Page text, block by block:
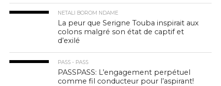
NETALI BOROM NDAME
La peur que Serigne Touba inspirait aux
colons malgré son état de captif et
d’exilé
PASS - PASS
PASSPASS: L’engagement perpétuel
comme fil conducteur pour l’aspirant!